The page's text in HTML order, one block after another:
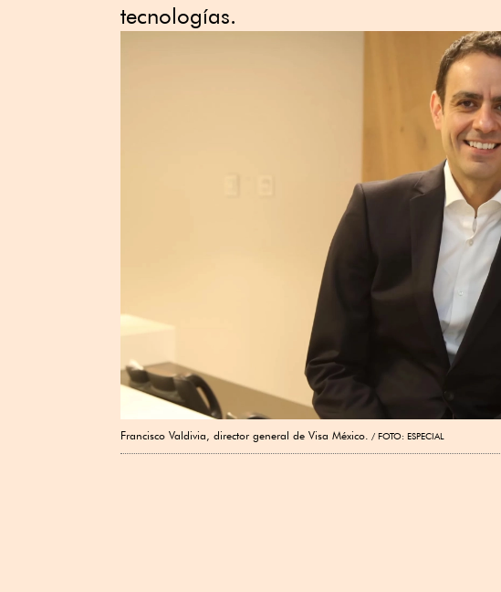
tecnologías.
Francisco Valdivia, director general de Visa México. FOTO: ESPECIAL